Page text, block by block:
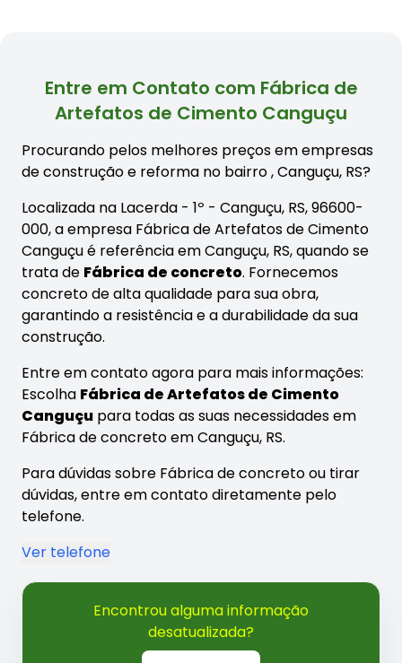
Entre em Contato com Fábrica de
Artefatos de Cimento Canguçu
Procurando pelos melhores preços em empresas
de construção e reforma no bairro, Canguçu, RS?
Localizada na Lacerda - 1º - Canguçu, RS, 96600-
000, a empresa Fábrica de Artefatos de Cimento
Canguçu é referência em Canguçu, RS, quando se
trata de Fábrica de concreto. Fornecemos
concreto de alta qualidade para sua obra,
garantindo a resistência e a durabilidade da sua
construção.
Entre em contato agora para mais informações:
Escolha Fábrica de Artefatos de Cimento
Canguçu para todas as suas necessidades em
Fábrica de concreto em Canguçu, RS.
Para dúvidas sobre Fábrica de concreto ou tirar
dúvidas, entre em contato diretamente pelo
telefone.
Ver telefone
Encontrou alguma informação
desatualizada?